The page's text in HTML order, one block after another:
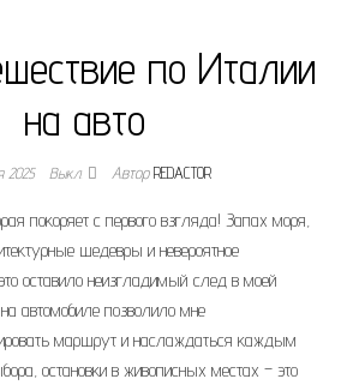
по Италии
на авто
2025 Выкл. АвторREDACTOR
покоряет с первого взгляда! Запах моря,
шедевры и невероятное
оставило неизгладимый след в моей
автомобиле позволило мне
маршрут и наслаждаться каждым
остановки в живописных местах – это